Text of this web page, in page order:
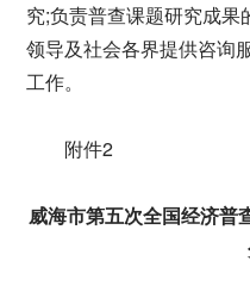
究;负责普查课题研究成
领导及社会各界提供咨询
工作。
附件2
威海市第五次全国经济普